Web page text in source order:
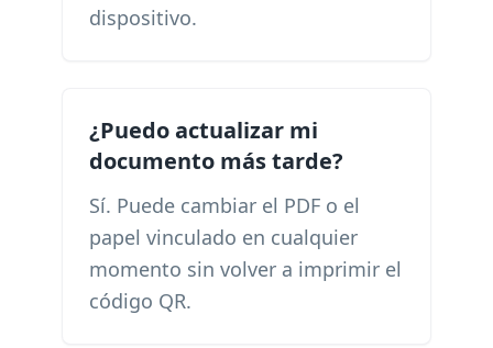
dispositivo.
¿Puedo actualizar mi
documento más tarde?
Sí. Puede cambiar el PDF o el
papel vinculado en cualquier
momento sin volver a imprimir el
código QR.